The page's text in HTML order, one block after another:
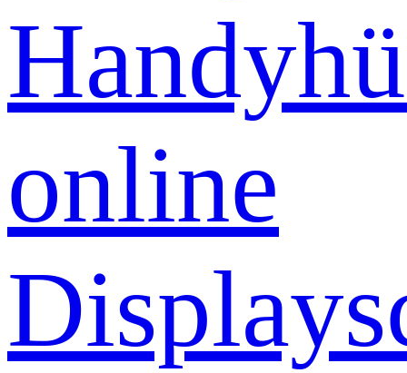
online